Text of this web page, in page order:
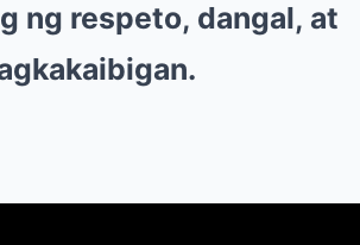
ng respeto, dangal, at